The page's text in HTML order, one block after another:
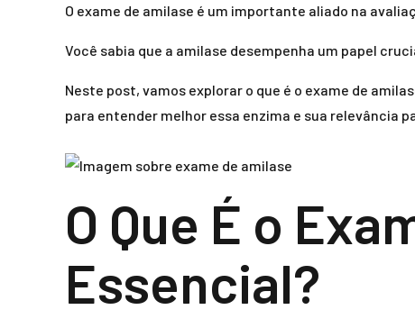
O exame de amilase é um importante aliado na
Você sabia que a amilase desempenha um papel
Neste post, vamos explorar o que é o exame de
para entender melhor essa enzima e sua relevância
O Que É o
Essencial?